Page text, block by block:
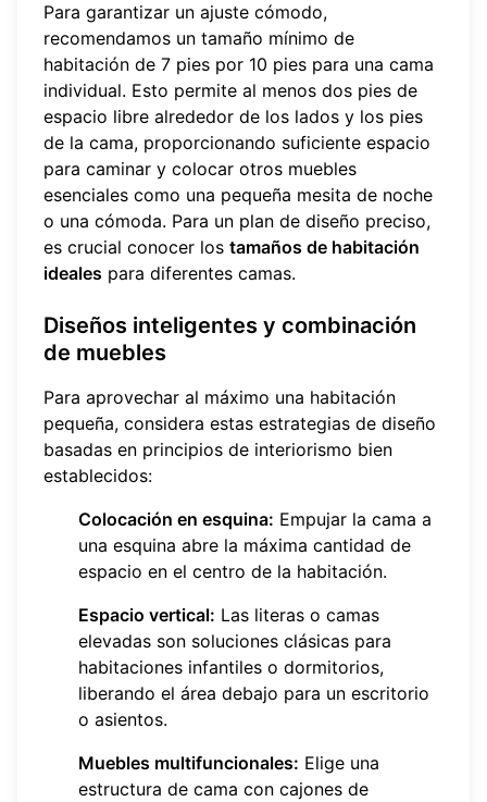
Para garantizar un ajuste cómodo,
recomendamos un tamaño mínimo de
habitación de 7 pies por 10 pies para una cama
individual. Esto permite al menos dos pies de
espacio libre alrededor de los lados y los pies
de la cama, proporcionando suficiente espacio
para caminar y colocar otros muebles
esenciales como una pequeña mesita de noche
o una cómoda. Para un plan de diseño preciso,
es crucial conocer los tamaños de habitación
ideales para diferentes camas.
Diseños inteligentes y combinación
de muebles
Para aprovechar al máximo una habitación
pequeña, considera estas estrategias de diseño
basadas en principios de interiorismo bien
establecidos:
Colocación en esquina: Empujar la cama a
una esquina abre la máxima cantidad de
espacio en el centro de la habitación.
Espacio vertical: Las literas o camas
elevadas son soluciones clásicas para
habitaciones infantiles o dormitorios,
liberando el área debajo para un escritorio
o asientos.
Muebles multifuncionales: Elige una
estructura de cama con cajones de